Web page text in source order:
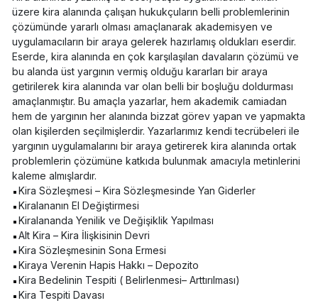
üzere kira alanında çalışan hukukçuların belli problemlerinin
çözümünde yararlı olması amaçlanarak akademisyen ve
uygulamacıların bir araya gelerek hazırlamış oldukları eserdir.
Eserde, kira alanında en çok karşılaşılan davaların çözümü ve
bu alanda üst yargının vermiş olduğu kararları bir araya
getirilerek kira alanında var olan belli bir boşluğu doldurması
amaçlanmıştır. Bu amaçla yazarlar, hem akademik camiadan
hem de yargının her alanında bizzat görev yapan ve yapmakta
olan kişilerden seçilmişlerdir. Yazarlarımız kendi tecrübeleri ile
yargının uygulamalarını bir araya getirerek kira alanında ortak
problemlerin çözümüne katkıda bulunmak amacıyla metinlerini
kaleme almışlardır.
Kira Sözleşmesi – Kira Sözleşmesinde Yan Giderler
Kiralananın El Değiştirmesi
Kiralananda Yenilik ve Değişiklik Yapılması
Alt Kira – Kira İlişkisinin Devri
Kira Sözleşmesinin Sona Ermesi
Kiraya Verenin Hapis Hakkı – Depozito
Kira Bedelinin Tespiti ( Belirlenmesi– Arttırılması)
Kira Tespiti Davası